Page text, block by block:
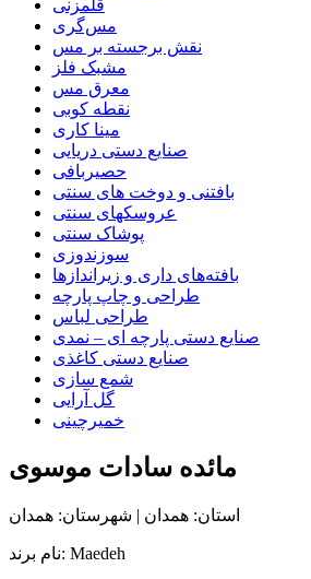
قلمزنی
مس‌گری
نقش برجسته بر مس
مشبک فلز
معرق مس
نقطه کوبی
مینا کاری
صنایع دستی دریایی
حصیربافی
بافتنی‌ و دوخت های سنتی
عروسکهای سنتی
پوشاک سنتی
سوزندوزی
بافته‌های داری و زیراندازها
طراحی و چاپ پارچه
طراحی لباس
صنایع دستی پارچه ای – نمدی
صنایع دستی کاغذی
شمع سازی
گل آرایی
خمیرچینی
مائده سادات موسوی
استان: همدان | شهرستان: همدان
نام برند: Maedeh